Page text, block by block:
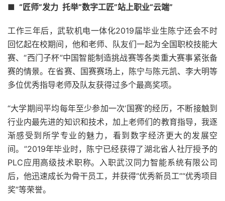
■ “匠师”发力 托举“数字工匠”站上职业“云端”
工作三年后，武软机电一体化2019届毕业生陈宁还会不时
回忆起在校期间，他和老师、队友们一起为全国职校技能大
赛、“西门子杯”中国智能制造挑战赛等各类重大赛事紧张备
赛的情景。在省赛、国赛赛场上，陈宁与陈元凯、李大明等
多位优秀指导老师及队友获得过多个最高奖项。
“大学期间平均每年至少参加一次‘国赛’的经历，不断接触到
行业内最先进的知识和技术，加上老师们的教育指导，我逐
渐感受到所学专业的魅力，看到数字经济更大的发展空
间。”2019年毕业时，陈宁已经获得了湖北省人社厅授予的
PLC应用高级技术职称。入职武汉同力智能系统有限公司
后，他迅速成长为骨干员工，并获得“优秀新员工”“优秀项目
奖”等荣誉。